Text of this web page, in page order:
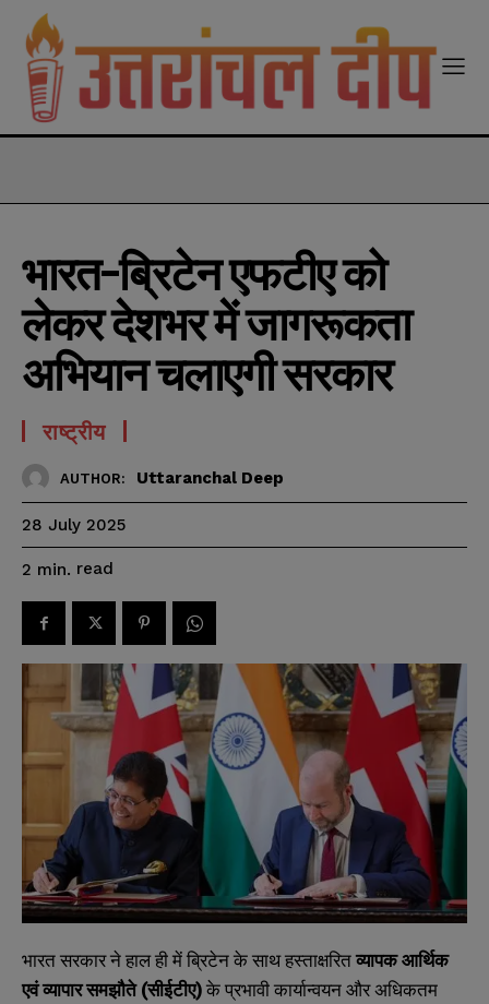
भारत-ब्रिटेन एफटीए को
लेकर देशभर में जागरूकता
अभियान चलाएगी सरकार
राष्ट्रीय
AUTHOR: Uttaranchal Deep
28 July 2025
2 min. read
भारत सरकार ने हाल ही में ब्रिटेन के साथ हस्ताक्षरितव्यापक आर्थिक
एवं व्यापार समझौते (सीईटीए)के प्रभावी कार्यान्वयन और अधिकतम